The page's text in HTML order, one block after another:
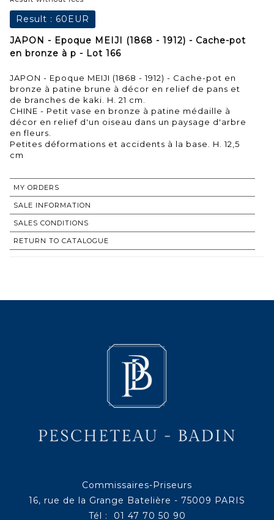
Result : 60EUR
JAPON - Epoque MEIJI (1868 - 1912) - Cache-pot
en bronze à p - Lot 166
JAPON - Epoque MEIJI (1868 - 1912) - Cache-pot en
bronze à patine brune à décor en relief de pans et
de branches de kaki. H. 21 cm.
CHINE - Petit vase en bronze à patine médaille à
décor en relief d'un oiseau dans un paysage d'arbre
en fleurs.
Petites déformations et accidents à la base. H. 12,5
cm
MY ORDERS
SALE INFORMATION
SALES CONDITIONS
RETURN TO CATALOGUE
Commissaires-Priseurs
16, rue de la Grange Batelière - 75009 PARIS
Tél : 01 47 70 50 90